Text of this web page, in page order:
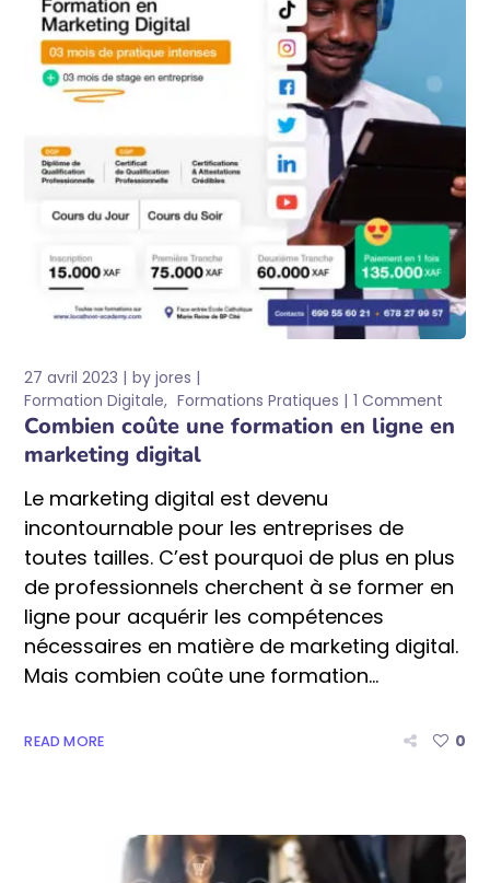
27 avril 2023 byjores
Formation Digitale Formations Pratiques 1 Comment
Combien coûte une formation en ligne en
marketing digital
Le marketing digital est devenu
incontournable pour les entreprises de
toutes tailles. C’est pourquoi de plus en plus
de professionnels cherchent à se former en
ligne pour acquérir les compétences
nécessaires en matière de marketing digital.
Mais combien coûte une formation...
READ MORE 0